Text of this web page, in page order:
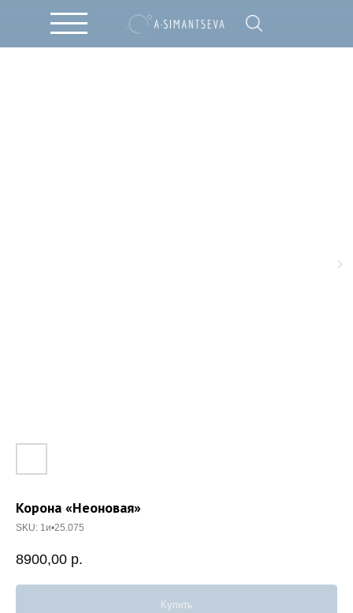
Корона «Неоновая»
SKU: 1и•25.075
8900,00 р.
Купить